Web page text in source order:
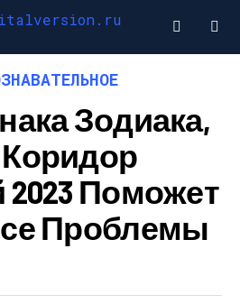
Зодиака,
Поможет
Проблемы